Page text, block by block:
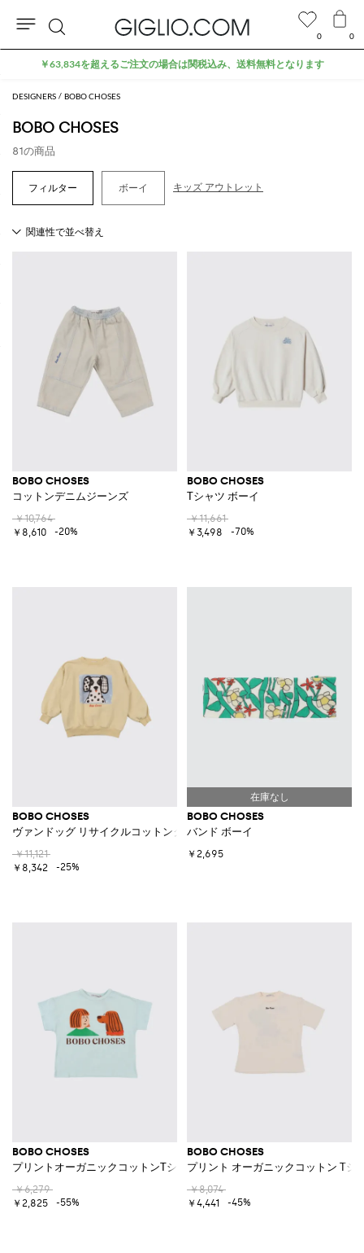
DESIGNERS BOBO CHOSES
BOBO CHOSES
81の商品
ボーイ キッズ アウトレット
BOBO CHOSES
コットンデニムジーンズ
￥10,764
￥8,610
-20%
BOBO CHOSES
Tシャツ ボーイ
￥11,661
￥3,498
-70%
BOBO CHOSES
ヴァンドッグ リサイクルコットンクルーネックスウェットシャツ
￥11,121
￥8,342
-25%
BOBO CHOSES
バンド ボーイ
￥2,695
BOBO CHOSES
プリントオーガニックコットンTシャツ
￥6,279
￥2,825
-55%
BOBO CHOSES
プリント オーガニックコットン Tシ
￥8,074
￥4,441
-45%
0 0
検
索
アウトレットエリアでさらに10%割引